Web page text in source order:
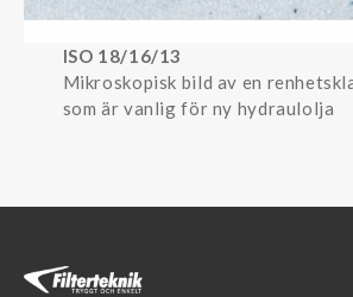
ISO 18/16/13
Mikroskopisk bild av en
som är vanlig för ny hydraulolja